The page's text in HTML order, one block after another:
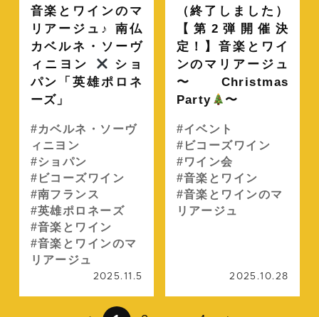
音楽とワインのマ
リアージュ♪ 南仏
カベルネ・ソーヴ
ィニヨン
ショ
パン「英雄ポロネ
ーズ」
カベルネ・ソーヴ
ィニヨン
ショパン
ビコーズワイン
南フランス
英雄ポロネーズ
音楽とワイン
音楽とワインのマ
リアージュ
2025.11.5
（終了しました）
【第2弾開催決
定！】音楽とワイ
ンのマリアージュ
〜Christmas
Party
〜
イベント
ビコーズワイン
ワイン会
音楽とワイン
音楽とワインのマ
リアージュ
2025.10.28